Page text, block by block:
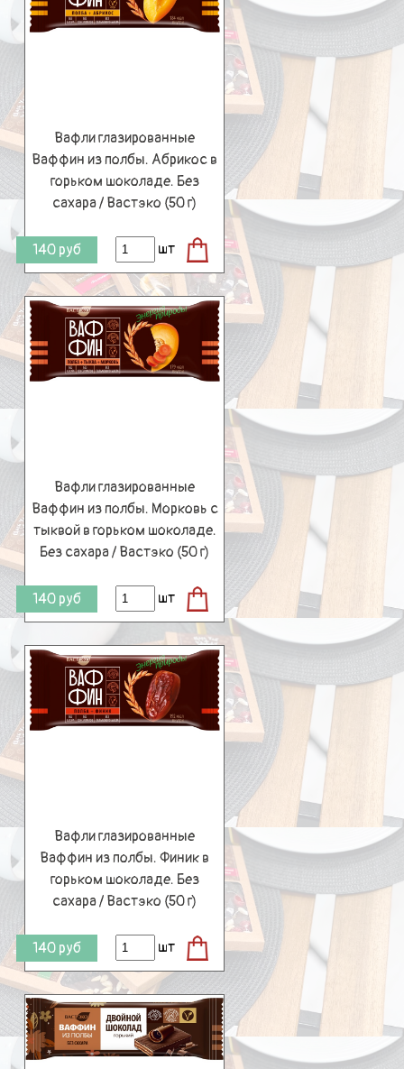
Вафли глазированные
Ваффин из полбы. Абрикос в
горьком шоколаде. Без
сахара / Вастэко (50 г)
140 руб шт
Вафли глазированные
Ваффин из полбы. Морковь с
тыквой в горьком шоколаде.
Без сахара / Вастэко (50 г)
140 руб шт
Вафли глазированные
Ваффин из полбы. Финик в
горьком шоколаде. Без
сахара / Вастэко (50 г)
140 руб шт